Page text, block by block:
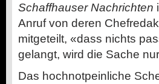
Schaffhauser Nachrichten
Anruf von deren
mitgeteilt, «dass nichts
gelangt, wird die Sache
Das hochnotpeinliche